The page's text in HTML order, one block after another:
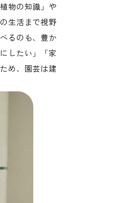
物の知識」や
生活まで視野
るのも、豊か
したい」「家
め、園芸は建